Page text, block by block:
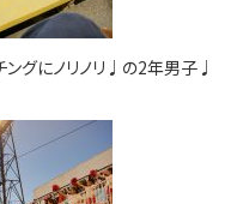
グにノリノリ♩の2年男子♩